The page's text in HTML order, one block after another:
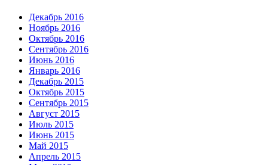
Декабрь 2016
Ноябрь 2016
Октябрь 2016
Сентябрь 2016
Июнь 2016
Январь 2016
Декабрь 2015
Октябрь 2015
Сентябрь 2015
Август 2015
Июль 2015
Июнь 2015
Май 2015
Апрель 2015